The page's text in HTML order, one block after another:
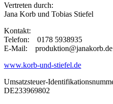
Vertreten durch:
Jana Korb und Tobias Stiefel
Kontakt:
Telefon: 0178 5938935
E-Mail: produktion@janakorb.de
www.korb-und-stiefel.de
Umsatzsteuer-
DE233969802